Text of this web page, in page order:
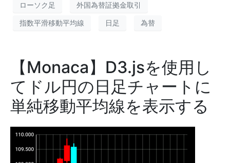
ローソク足 外国為替証拠金取引
指数平滑移動平均線 日足 為替
【Monaca】D3.jsを使用し
てドル円の日足チャートに
単純移動平均線を表示する